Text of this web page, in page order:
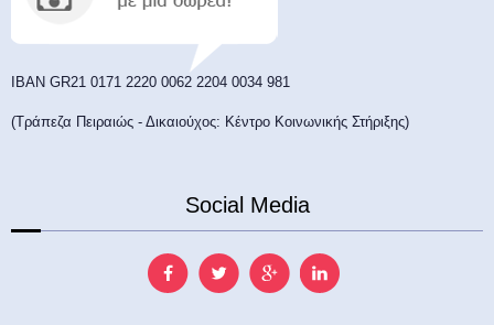
ΙΒΑΝ GR21 0171 2220 0062 2204 0034 981
(Τράπεζα Πειραιώς - Δικαιούχος: Κέντρο Κοινωνικής Στήριξης)
Social Media